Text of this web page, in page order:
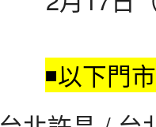
◾以下門